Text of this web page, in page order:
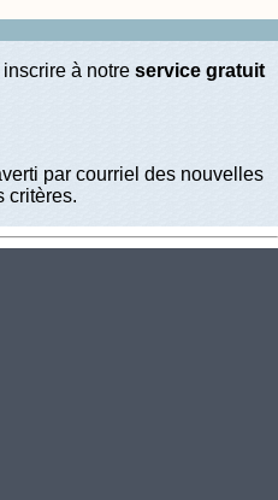
à notre service gratuit
par courriel des nouvelles
critères.